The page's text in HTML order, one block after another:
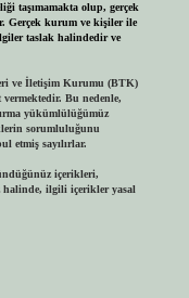
taşımamakta olup, gerçek
Gerçek kurum ve kişiler ile
taslak halindedir ve
ve İletişim Kurumu (BTK)
vermektedir. Bu nedenle,
yükümlülüğümüz
sorumluluğunu
etmiş sayılırlar.
içerikleri,
ilgili içerikler yasal